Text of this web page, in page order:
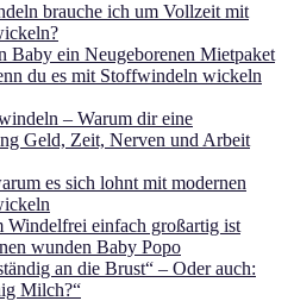
brauche ich um Vollzeit mit
Baby ein Neugeborenen Mietpaket
du es mit Stoffwindeln wickeln
– Warum dir eine
Geld, Zeit, Nerven und Arbeit
es sich lohnt mit modernen
Windelfrei einfach großartig ist
wunden Baby Popo
an die Brust“ – Oder auch:
Milch?“